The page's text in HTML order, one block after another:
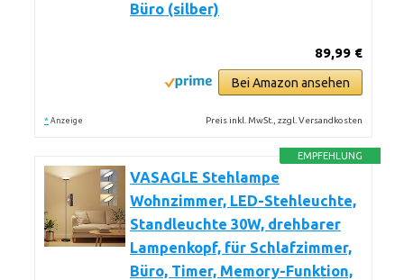
Büro (silber)
89,99 €
Bei Amazon ansehen
* Anzeige Preis inkl. MwSt., zzgl. Versandkosten
EMPFEHLUNG
VASAGLE Stehlampe
Wohnzimmer, LED-Stehleuchte,
Standleuchte 30W, drehbarer
Lampenkopf, für Schlafzimmer,
Büro, Timer, Memory-Funktion,